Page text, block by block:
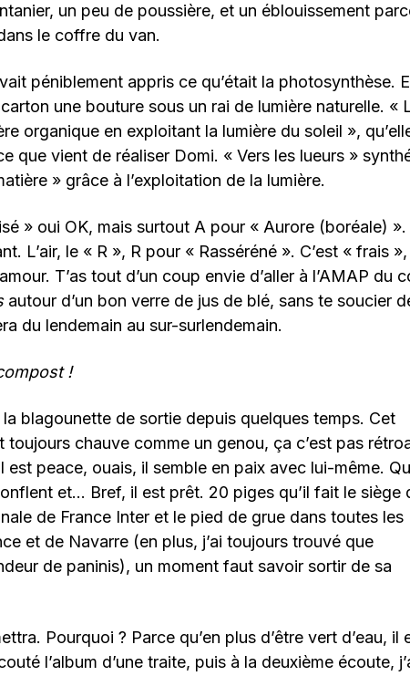
un peu de poussière, et un éblouissement
le coffre du van.
péniblement appris ce qu’était la photosynthèse.
une bouture sous un rai de lumière naturelle. «
organique en exploitant la lumière du soleil »,
que vient de réaliser Domi. « Vers les lueurs »
» grâce à l’exploitation de la lumière.
» oui OK, mais surtout A pour « Aurore (boréale) ».
L’air, le « R », R pour « Rasséréné ». C’est « frais »,
T’as tout d’un coup envie d’aller à l’AMAP du
autour d’un bon verre de jus de blé, sans te soucier
du lendemain au sur-surlendemain.
!
blagounette de sortie depuis quelques temps. Cet
toujours chauve comme un genou, ça c’est pas
est peace, ouais, il semble en paix avec lui-même.
et… Bref, il est prêt. 20 piges qu’il fait le siège
de France Inter et le pied de grue dans toutes les
et de Navarre (en plus, j’ai toujours trouvé que
de paninis), un moment faut savoir sortir de sa
Pourquoi ? Parce qu’en plus d’être vert d’eau, il
l’album d’une traite, puis à la deuxième écoute,